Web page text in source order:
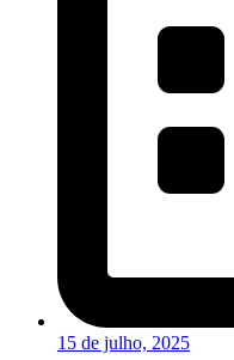
15 de julho, 2025